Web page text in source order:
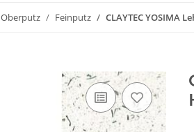
Oberputz Feinputz CLAYTEC YOSIMA